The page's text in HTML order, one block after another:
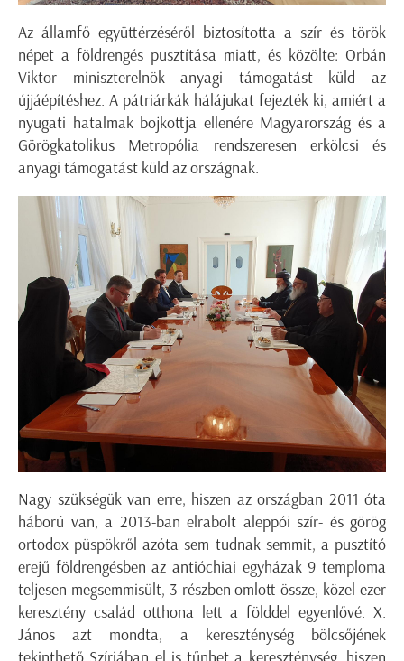
Az államfő együttérzéséről biztosította a szír és török
népet a földrengés pusztítása miatt, és közölte: Orbán
Viktor miniszterelnök anyagi támogatást küld az
újjáépítéshez. A pátriárkák hálájukat fejezték ki, amiért a
nyugati hatalmak bojkottja ellenére Magyarország és a
Görögkatolikus Metropólia rendszeresen erkölcsi és
anyagi támogatást küld az országnak.
Nagy szükségük van erre, hiszen az országban 2011 óta
háború van, a 2013-ban elrabolt aleppói szír- és görög
ortodox püspökről azóta sem tudnak semmit, a pusztító
erejű földrengésben az antióchiai egyházak 9 temploma
teljesen megsemmisült, 3 részben omlott össze, közel ezer
keresztény család otthona lett a földdel egyenlővé. X.
János azt mondta, a kereszténység bölcsőjének